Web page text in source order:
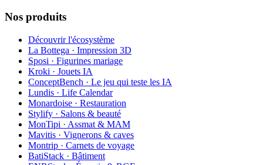
Nos produits
Découvrir l'écosystème
La Bottega · Impression 3D
Sposi · Figurines mariage
Kroki · Jouets IA
ConceptBench · Le jeu qui teste les IA
Lundis · Life Calendar
Monardoise · Restauration
Stylify · Salons & beauté
MonTipi · Assmat & MAM
Mavitis · Vignerons & caves
Montrip · Carnets de voyage
BatiStack · Bâtiment